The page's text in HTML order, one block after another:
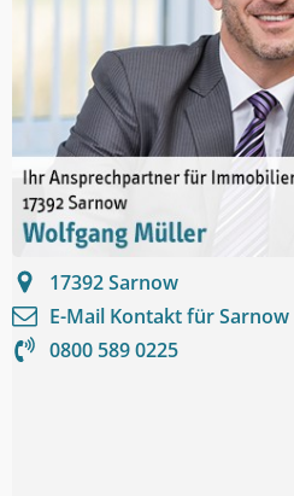
17392Sarnow
E-Mail Kontakt fürSarnow
0800 589 0225